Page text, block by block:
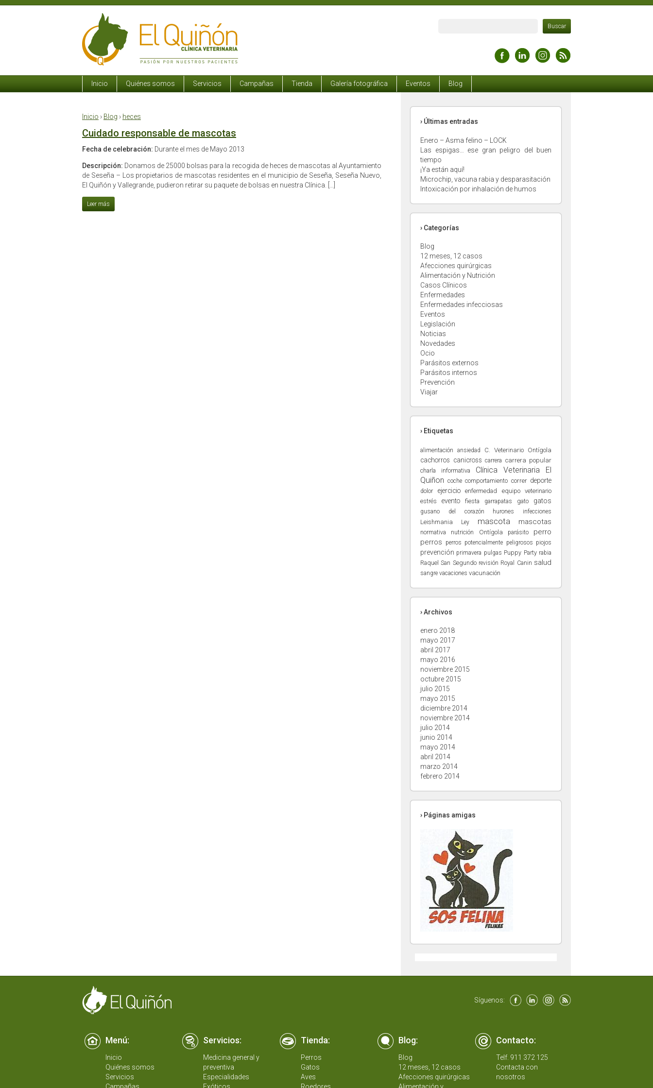
Inicio Quiénes somos Servicios Campañas Tienda Galería fotográfica Eventos Blog
Inicio › Blog › heces
Cuidado responsable de mascotas
Fecha de celebración: Durante el mes de Mayo 2013
Descripción: Donamos de 25000 bolsas para la recogida de heces de mascotas al Ayuntamiento
de Seseña – Los propietarios de mascotas residentes en el municipio de Seseña, Seseña Nuevo,
El Quiñón y Vallegrande, pudieron retirar su paquete de bolsas en nuestra Clínica. […]
› Últimas entradas
Enero – Asma felino – LOCK
Las espigas… ese gran peligro del buen
tiempo
¡Ya están aquí!
Microchip, vacuna rabia y desparasitación
Intoxicación por inhalación de humos
› Categorías
Blog
12 meses, 12 casos
Afecciones quirúrgicas
Alimentación y Nutrición
Casos Clínicos
Enfermedades
Enfermedades infecciosas
Eventos
Legislación
Noticias
Novedades
Ocio
Parásitos externos
Parásitos internos
Prevención
Viajar
› Etiquetas
alimentación ansiedad C. Veterinario Ontígola
cachorros canicross carrera carrera popular
charla informativa
Clínica Veterinaria El
Quiñon coche comportamiento correr deporte
dolor ejercicio enfermedad
equipo veterinario
estrés
evento fiesta garrapatas gato gatos
gusano del corazón hurones infecciones
Leishmania Ley mascota mascotas
normativa nutrición Ontígola parásito
perro
perros
perros potencialmente peligrosos piojos
prevención primavera pulgas Puppy Party rabia
Raquel San Segundo revisión Royal Canin salud
sangre vacaciones vacunación
› Archivos
enero 2018
mayo 2017
abril 2017
mayo 2016
noviembre 2015
octubre 2015
julio 2015
mayo 2015
diciembre 2014
noviembre 2014
julio 2014
junio 2014
mayo 2014
abril 2014
marzo 2014
febrero 2014
› Páginas amigas
Síguenos:
Menú: Servicios: Tienda: Blog: Contacto:
Inicio
Quiénes somos
Servicios
Medicina general y
preventiva
Especialidades
Perros
Gatos
Aves
Blog
12 meses, 12 casos
Afecciones quirúrgicas
Telf. 911 372 125
Contacta con
nosotros